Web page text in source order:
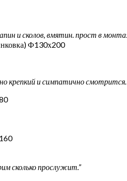
и сколов, вмятин. прост в
Ф130х200
крепкий и симпатично
сколько прослужит.”